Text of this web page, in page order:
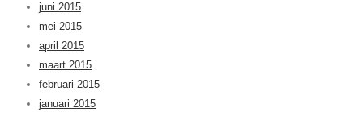
juni 2015
mei 2015
april 2015
maart 2015
februari 2015
januari 2015